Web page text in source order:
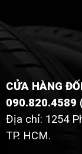
CỬA HÀNG
090.820.4589
Địa chỉ: 1254
TP. HCM.